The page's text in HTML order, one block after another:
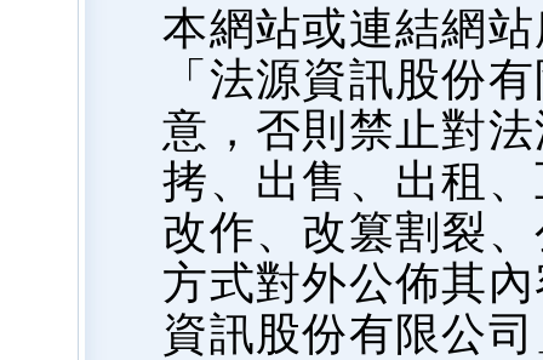
本網站或連結網
「法源資訊股份
意，否則禁止對
拷、出售、出租
改作、改篡割裂
方式對外公佈其
資訊股份有限公